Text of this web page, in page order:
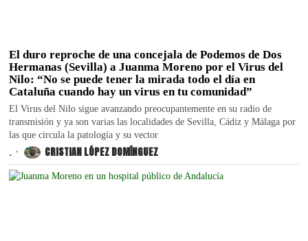
El duro reproche de una concejala de Podemos de Dos
Hermanas (Sevilla) a Juanma Moreno por el Virus del
Nilo: “No se puede tener la mirada todo el día en
Cataluña cuando hay un virus en tu comunidad”
El Virus del Nilo sigue avanzando preocupantemente en su radio de
transmisión y ya son varias las localidades de Sevilla, Cádiz y Málaga por
las que circula la patología y su vector
. CRISTIAN LÓPEZ DOMÍNGUEZ